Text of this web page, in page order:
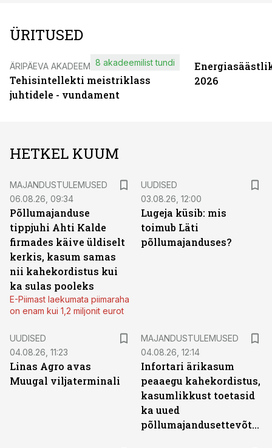
ÜRITUSED
ÄRIPÄEVA AKADEEMIA
Tehisintellekti meistriklass
juhtidele - vundament
8 akadeemilist tundi
2026
HETKEL KUUM
MAJANDUSTULEMUSED
06.08.26, 09:34
Põllumajanduse
tippjuhi Ahti Kalde
firmades käive üldiselt
kerkis, kasum samas
nii kahekordistus kui
ka sulas pooleks
E-Piimast laekumata piimaraha
on enam kui 1,2 miljonit eurot
UUDISED
03.08.26, 12:00
Lugeja küsib: mis
toimub Läti
põllumajanduses?
UUDISED
04.08.26, 11:23
Linas Agro avas
Muugal viljaterminali
MAJANDUSTULEMUSED
04.08.26, 12:14
Infortari ärikasum
peaaegu kahekordistus,
kasumlikkust toetasid
ka uued
põllumajandusettevõtted